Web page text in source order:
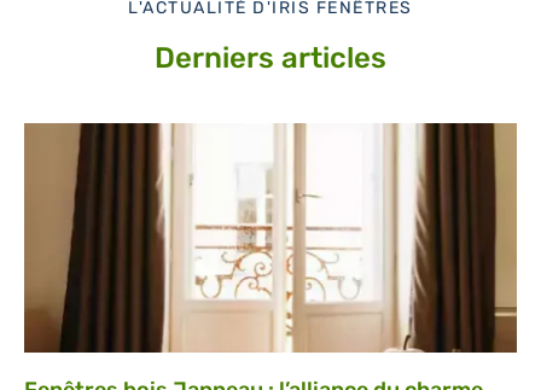
L'ACTUALITÉ D'IRIS FENÊTRES
Derniers articles